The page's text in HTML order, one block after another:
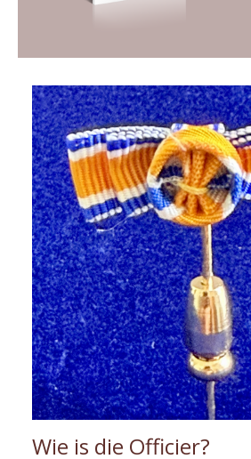
Wie is die Officier?